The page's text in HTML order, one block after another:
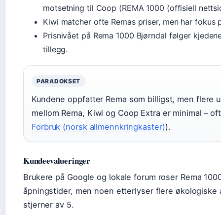
motsetning til Coop (REMA 1000 (offisiell
Kiwi matcher ofte Remas priser, men har fokus
Prisnivået på Rema 1000 Bjørndal følger
tillegg.
PARADOKSET
Kundene oppfatter Rema som billigst, men flere
mellom Rema, Kiwi og Coop Extra er minimal –
Forbruk (norsk allmennkringkaster)).
Kundeevalueringer
Brukere på Google og lokale forum roser Rema
åpningstider, men noen etterlyser flere
stjerner av 5.